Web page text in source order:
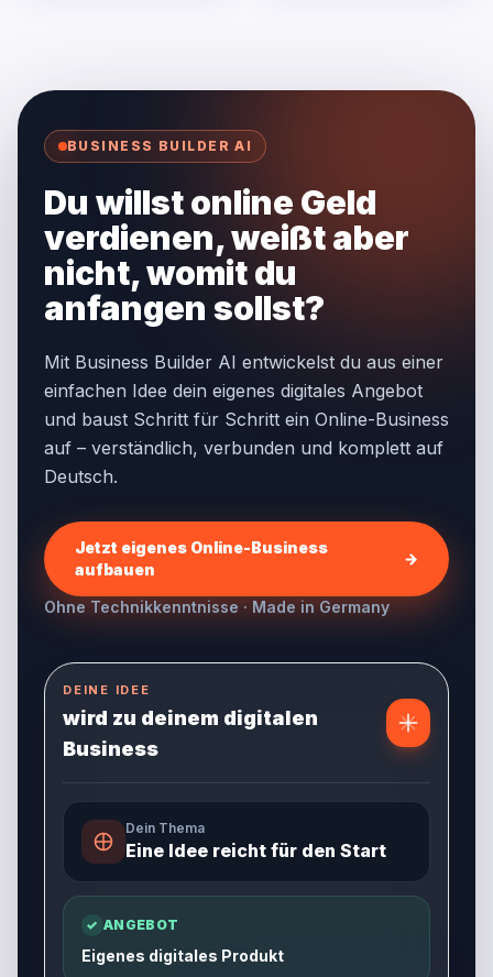
BUSINESS BUILDER AI
Du willst online Geld
verdienen, weißt aber
nicht, womit du
anfangen sollst?
Mit Business Builder AI entwickelst du aus einer
einfachen Idee dein eigenes digitales Angebot
und baust Schritt für Schritt ein Online-Business
auf – verständlich, verbunden und komplett auf
Deutsch.
Jetzt eigenes Online-Business
aufbauen
→
Ohne Technikkenntnisse · Made in Germany
DEINE IDEE
wird zu deinem digitalen
Business
Dein Thema
Eine Idee reicht für den Start
✓ ANGEBOT
Eigenes digitales Produkt